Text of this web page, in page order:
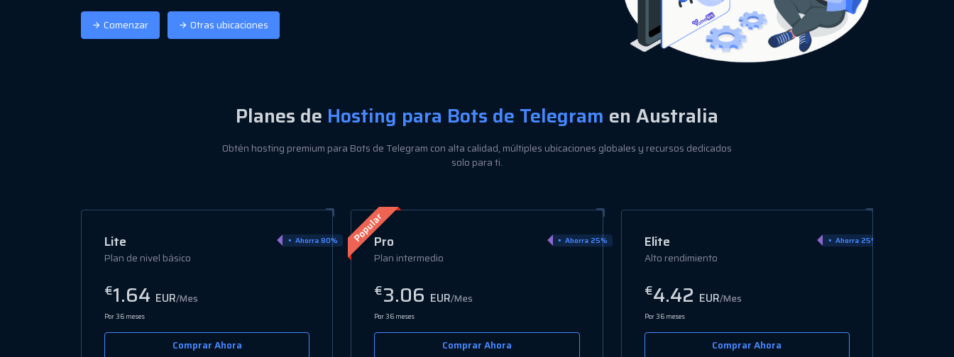
Comenzar Otras ubicaciones
Planes de Hosting para Bots de Telegram en Australia
Obtén hosting premium para Bots de Telegram con alta calidad, múltiples ubicaciones globales y recursos dedicados
solo para ti.
PopularPro
Plan intermedio
Ahorra 25%
€3.06EUR/Mes
Por 36 meses
Comprar Ahora
Elite
Alto rendimiento
Ahorra 25%
€4.42 EUR/Mes
Por 36 meses
Comprar Ahora
Ultra
Nivel empresarial
Ahorra 15%
€6.94EUR/Mes
Por 36 meses
Comprar Ahora